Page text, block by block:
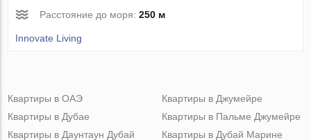
Расстояние до моря:250 м
Innovate Living
Квартиры в ОАЭ
Квартиры в Дубае
Квартиры в Даунтаун Дубай
Квартиры в Джумейре
Квартиры в Пальме Джумейре
Квартиры в Дубай Марине